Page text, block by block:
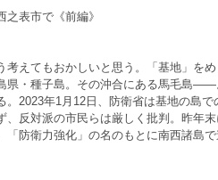
表市で《前編》
えてもおかしいと思う。「基地」を
県・種子島。その沖合にある馬毛島
2023年1月12日、防衛省は基地の島で
反対派の市民らは厳しく批判。昨年
防衛力強化」の名のもとに南西諸島